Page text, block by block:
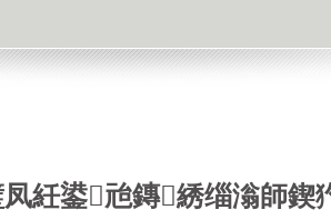
紝鍙兘鏄綉缁滃師鍥